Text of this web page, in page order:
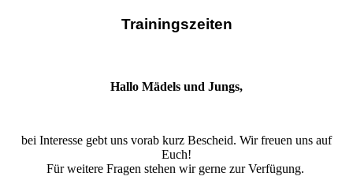
Trainingszeiten
Hallo Mädels und Jungs,
bei Interesse gebt uns vorab kurz Bescheid. Wir freuen uns auf
Euch!
Für weitere Fragen stehen wir gerne zur Verfügung.